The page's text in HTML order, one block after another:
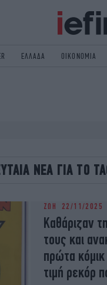
ΕΛΛΑΔΑ ΟΙΚΟΝΟΜΙΑ
OCEAN
ΝΕΑ ΓΙΑ ΤΟ
ΖΩΗ 22/11/2025
Καθάριζαν
τους και
πρώτα
τιμή ρεκόρ